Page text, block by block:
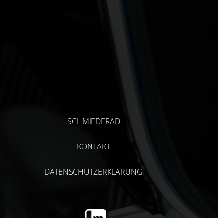
SCHMIEDERAD
KONTAKT
DATENSCHUTZERKLÄRUNG